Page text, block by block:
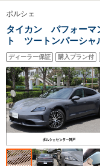
ポルシェ
タイカン パフォーマ
ト ツートンパーシ
ーフシステム スポー
ッテリープラス 4+1
グ パッセンジャーデ
ディーラー保証 購入プラン付